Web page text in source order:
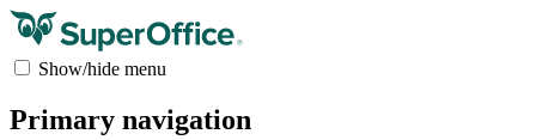
Show/hide menu
Primary navigation